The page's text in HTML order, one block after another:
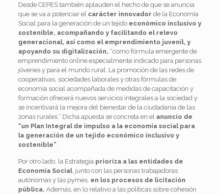
Desde CEPES también aplauden el hecho de que se anuncia
que se va a potenciar el carácter innovador de la Economía
Social para la generación de un tejido económico inclusivo y
sostenible, acompañando y facilitando el relevo
generacional, así como el emprendimiento juvenil, y
apoyando su digitalización, “como fórmula emergente de
emprendimiento online especialmente indicado para personas
jóvenes y para el mundo rural. La promoción de las redes de
cooperativas, sociedades laborales y otras fórmulas de
economía social acompañada de medidas de capacitación y
formación ofrecerá nuevos servicios integrales a la sociedad y
se incentivará la mejora del bienestar de la ciudadanía de las
zonas rurales.” Dicha apuesta se concreta en el anuncio de
“un Plan Integral de impulso a la economía social para
la generación de un tejido económico inclusivo y
sostenible”
Por otro lado, la Estrategia prioriza a las entidades de
Economía Social, junto con las personas trabajadoras
autónomas y las pymes, en los procesos de licitación
pública. Además, en lo relativo a las políticas sobre cohesión